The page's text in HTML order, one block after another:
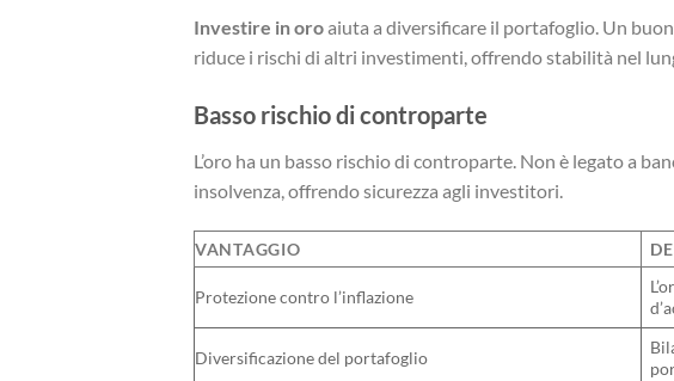
Investire in oroaiuta a diversificare il portafoglio. Un
riduce i rischi di altri investimenti, offrendo stabilità nel
Basso rischio di controparte
L’oro ha un basso rischio di controparte. Non è legato a
insolvenza, offrendo sicurezza agli investitori.
VANTAGGIO
Protezione contro l’inflazione
Diversificazione del portafoglio